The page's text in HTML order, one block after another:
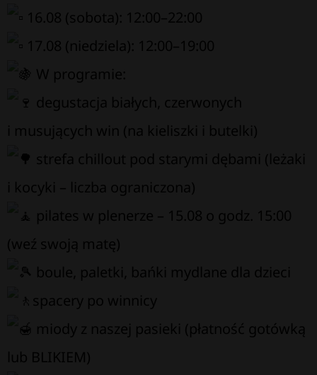
16.08 (sobota): 12:00–22:00
17.08 (niedziela): 12:00–19:00
W programie:
degustacja białych, czerwonych
i musujących win (na kieliszki i butelki)
strefa chillout pod starymi dębami (leżaki
i kocyki – liczba ograniczona)
pilates w plenerze – 15.08 o godz. 15:00
(weź swoją matę)
boule, paletki, bańki mydlane dla dzieci
spacery po winnicy
miody z naszej pasieki (płatność gotówką
lub BLIKIEM)